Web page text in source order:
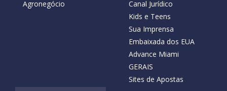
Agronegócio
Canal Jurídico
Kids e Teens
Sua Imprensa
Embaixada dos EUA
Advance Miami
GERAIS
Sites de Apostas